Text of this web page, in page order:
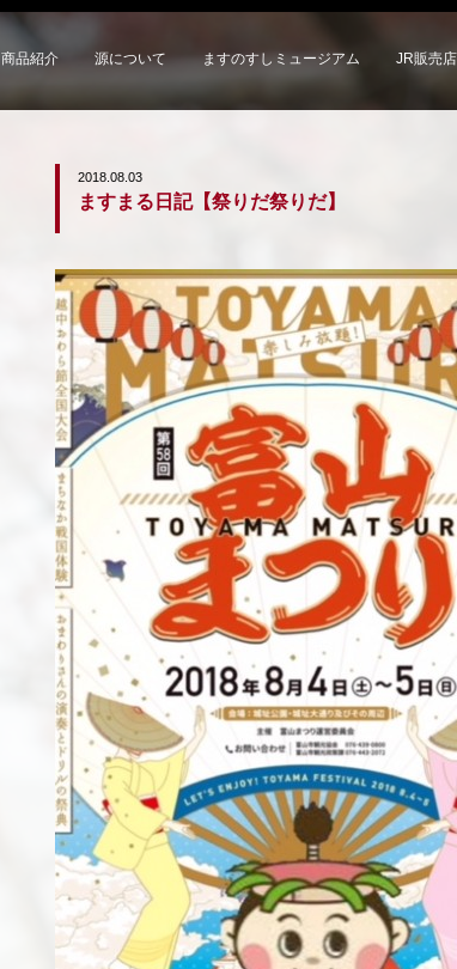
商品紹介 源について ますのすしミュージアム JR販売
2018.08.03
ますまる日記【祭りだ祭りだ】